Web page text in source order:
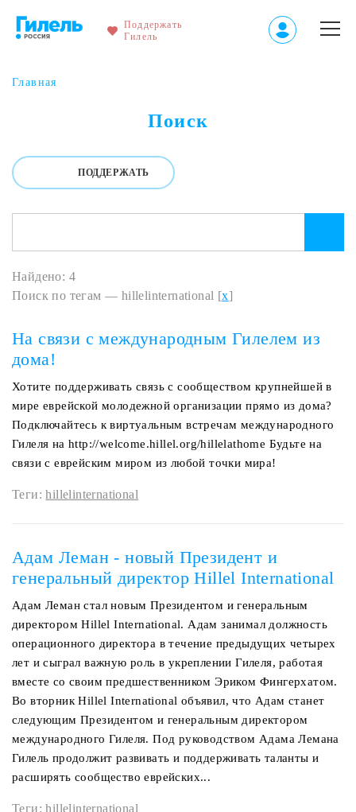
Поддержать
Гилель
Главная
Поиск
ПОДДЕРЖАТЬ
Найдено: 4
Поиск по тегам — hillelinternational [x]
На связи с международным Гилелем из
дома!
Хотите поддерживать связь с сообществом крупнейшей в
мире еврейской молодежной организации прямо из дома?
Подключайтесь к виртуальным встречам международного
Гилеля на http://welcome.hillel.org/hillelathome Будьте на
связи с еврейским миром из любой точки мира!
Теги:hillelinternational
Адам Леман - новый Президент и
генеральный директор Hillel International
Адам Леман стал новым Президентом и генеральным
директором Hillel International. Адам занимал должность
операционного директора в течение предыдущих четырех
лет и сыграл важную роль в укреплении Гилеля, работая
вместе со своим предшественником Эриком Фингерхатом.
Во вторник Hillel International объявил, что Адам станет
следующим Президентом и генеральным директором
международного Гилеля. Под руководством Адама Лемана
Гилель продолжит развивать и поддерживать таланты и
расширять сообщество еврейских...
Теги:hillelinternational